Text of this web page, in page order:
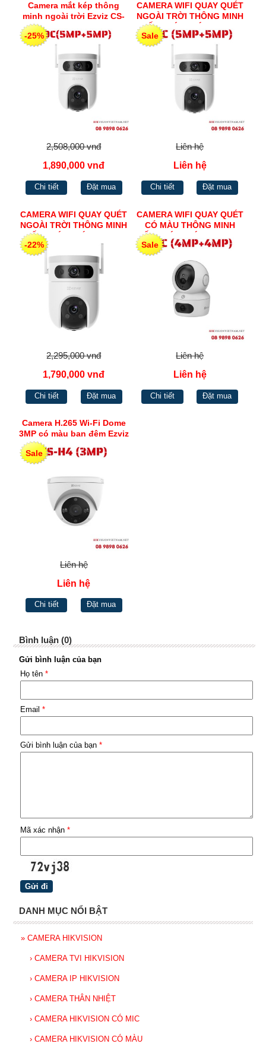
Camera mắt kép thông
minh ngoài trời Ezviz CS-
H9c-R100-8G55WKFL H9C
(5MP+5MP)
-25%
2,508,000 vnđ
1,890,000 vnđ
Chi tiết Đặt mua
CAMERA WIFI QUAY QUÉT
NGOÀI TRỜI THÔNG MINH
ỐNG KÍNH KÉP H.265
EZVIZ H9C (5MP+5MP)
Sale
Liên hệ
Liên hệ
Chi tiết Đặt mua
CAMERA WIFI QUAY QUÉT
NGOÀI TRỜI THÔNG MINH
ỐNG KÍNH KÉP H.265
EZVIZ H9C (3MP+3MP)
-22%
2,295,000 vnđ
1,790,000 vnđ
Chi tiết Đặt mua
CAMERA WIFI QUAY QUÉT
CÓ MÀU THÔNG MINH
ỐNG KÍNH KÉP TRONG
NHÀ EZVIZ H7C
Sale
Liên hệ
Liên hệ
Chi tiết Đặt mua
Camera H.265 Wi-Fi Dome
3MP có màu ban đêm Ezviz
CS-H4 (3MP)
Sale
Liên hệ
Liên hệ
Chi tiết Đặt mua
Bình luận (0)
Gửi bình luận của bạn
Họ tên *
Email *
Gửi bình luận của bạn *
Mã xác nhận *
DANH MỤC NỔI BẬT
» CAMERA HIKVISION
› CAMERA TVI HIKVISION
› CAMERA IP HIKVISION
› CAMERA THÂN NHIỆT
› CAMERA HIKVISION CÓ MIC
› CAMERA HIKVISION CÓ MÀU